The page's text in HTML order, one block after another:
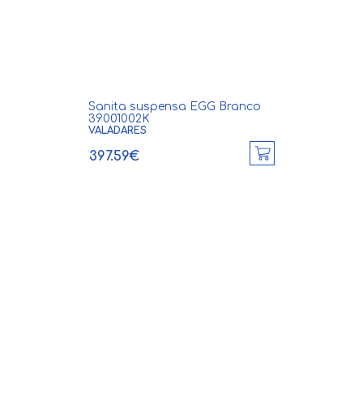
Sanita suspensa EGG Branco
39001002K
VALADARES
397.59€